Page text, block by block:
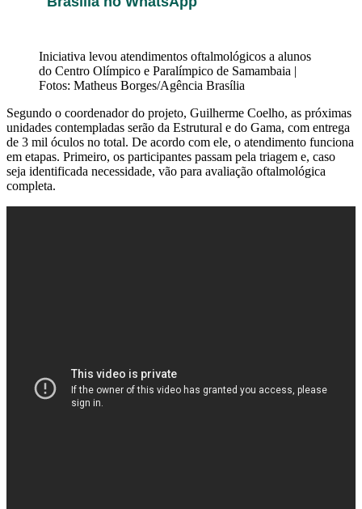
Iniciativa levou atendimentos oftalmológicos a alunos
do Centro Olímpico e Paralímpico de Samambaia |
Fotos: Matheus Borges/Agência Brasília
Segundo o coordenador do projeto, Guilherme Coelho, as próximas
unidades contempladas serão da Estrutural e do Gama, com entrega
de 3 mil óculos no total. De acordo com ele, o atendimento funciona
em etapas. Primeiro, os participantes passam pela triagem e, caso
seja identificada necessidade, vão para avaliação oftalmológica
completa.